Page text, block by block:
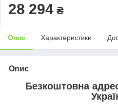
28 294 ₴
Опис Характеристики
Опис
Безкоштовна